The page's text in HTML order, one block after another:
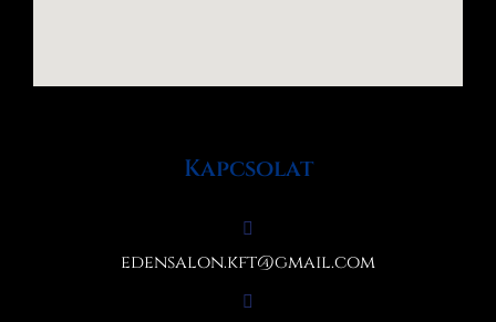
Kapcsolat
edensalon.kft@gmail.com